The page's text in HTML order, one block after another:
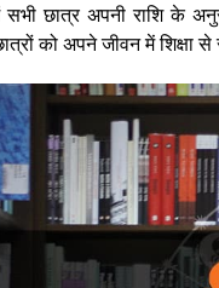
सभी छात्र अपनी राशि के
को अपने जीवन में शिक्षा से